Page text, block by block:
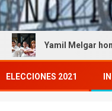
Yamil Melgar honra el
ELECCIONES 2021